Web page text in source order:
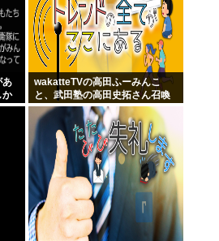
あ
か
て
wakatteTVの高田ふーみんこ
と、武田塾の高田史拓さん召喚
スレ